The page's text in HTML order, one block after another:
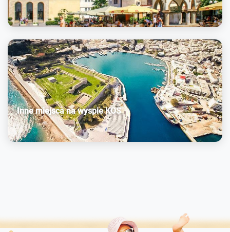
Inne miejsca na wyspie KOS